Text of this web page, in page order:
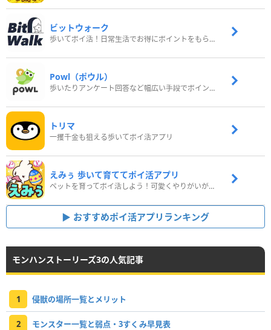
ビットウォーク
歩いてポイ活！日常生活でお得にポイントをもらおう
Powl（ポウル）
歩いたりアンケート回答など幅広い手段でポイントをゲット
トリマ
一攫千金も狙える歩いてポイ活アプリ
えみぅ 歩いて育ててポイ活アプリ
ペットを育ってポイ活しよう！可愛くやりがいがある新感覚アプリ
おすすめポイ活アプリランキング
モンハンストーリーズ3の人気記事
1 侵獣の場所一覧とメリット
2 モンスター一覧と弱点・3すくみ早見表